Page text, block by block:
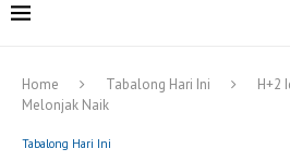
Home Tabalong Hari Ini
H+2
Melonjak Naik
Tabalong Hari Ini